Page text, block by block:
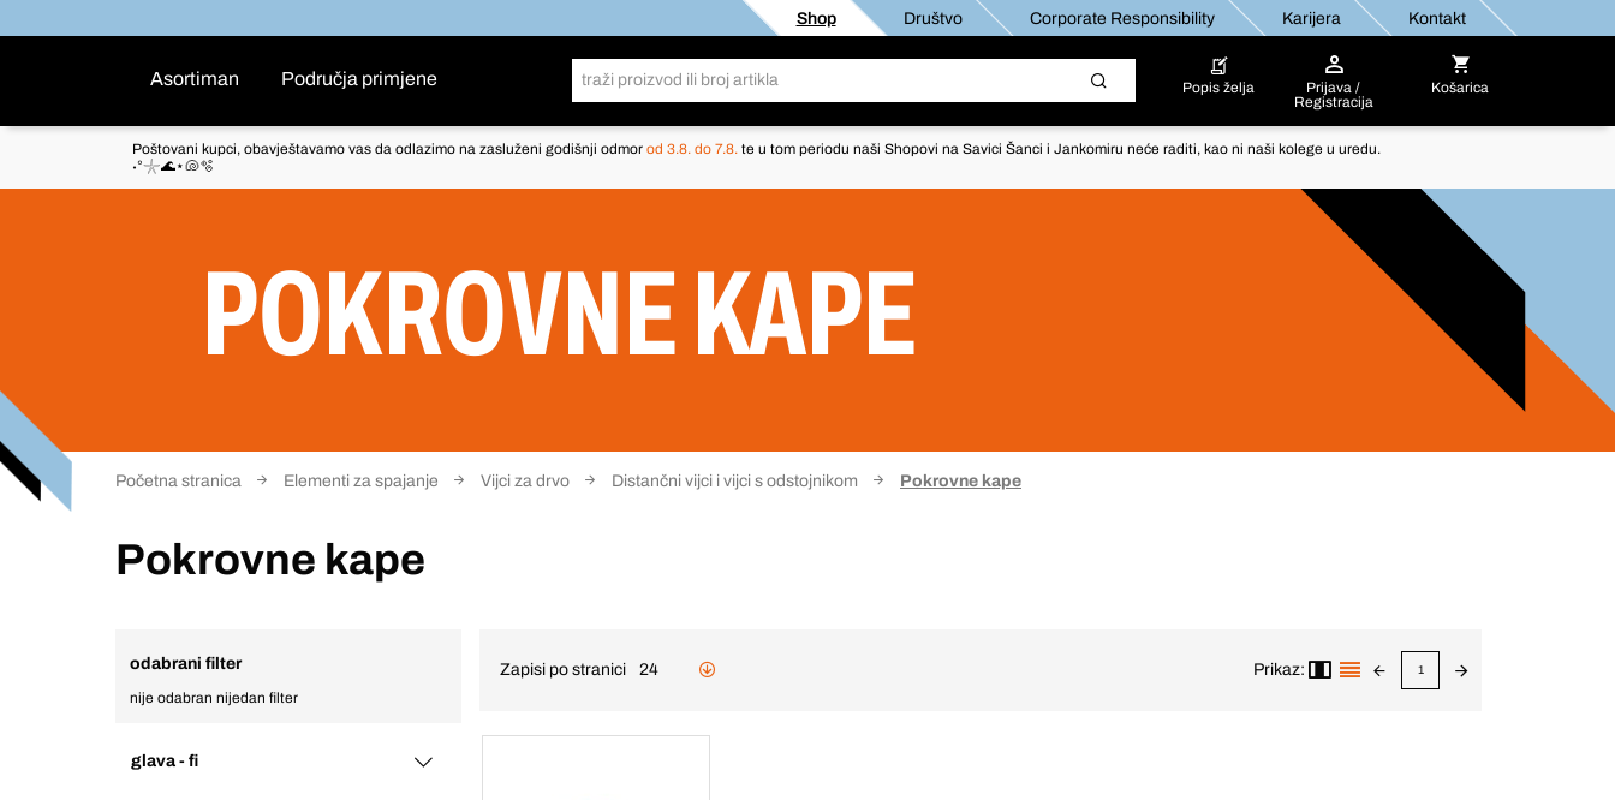
Shop Društvo Corporate Responsibility Karijera Kontakt
Asortiman Područja primjene Popis želja
Prijava /
Registracija
Košarica
Poštovani kupci, obavještavamo vas da odlazimo na zasluženi godišnji odmor od 3.8. do 7.8. te u tom periodu naši Shopovi na Savici Šanci i Jankomiru neće raditi, kao ni naši kolege u uredu.
˖°𓇼🌊⋆🐚🫧
POKROVNE KAPE
Početna stranica Elementi za spajanje Vijci za drvo Distančni vijci i vijci s odstojnikom Pokrovne kape
Pokrovne kape
odabrani filter
nije odabran nijedan filter
glava - fi
Zapisi po stranici 24 Prikaz: 1